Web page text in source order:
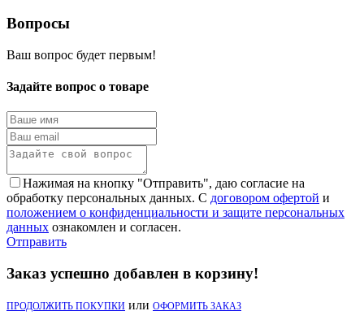
Вопросы
Ваш вопрос будет первым!
Задайте вопрос о товаре
Нажимая на кнопку "Отправить", даю согласие на
обработку персональных данных. С договором офертой и
положением о конфиденциальности и защите персональных
данных ознакомлен и согласен.
Отправить
Заказ успешно добавлен в корзину!
ПРОДОЛЖИТЬ ПОКУПКИ или ОФОРМИТЬ ЗАКАЗ